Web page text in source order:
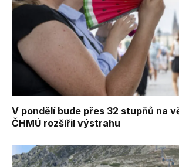
V pondělí bude přes 32 stupňů na
ČHMÚ rozšířil výstrahu